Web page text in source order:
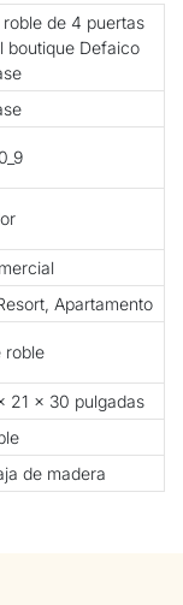
de 4 puertas
boutique Defaico
Apartamento
roble
21 × 30 pulgadas
de madera